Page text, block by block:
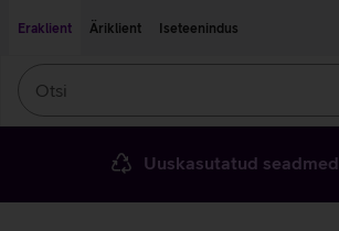
Eraklient
Äriklient Iseteenindus
Uuskasutatud seadmed